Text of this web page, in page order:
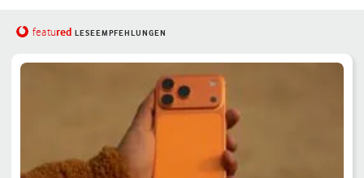
featured LESEEMPFEHLUNGEN